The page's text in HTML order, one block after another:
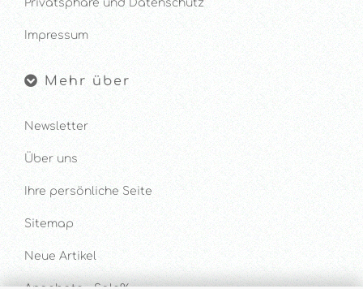
Privatsphäre und Datenschutz
Impressum
Mehr über
Newsletter
Über uns
Ihre persönliche Seite
Sitemap
Neue Artikel